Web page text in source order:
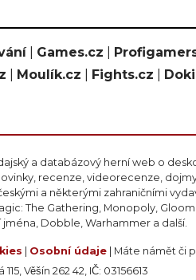
| Games.cz
Moulík.cz Fights.cz
a databázový herní web o
recenze, videorecenze,
a některými zahraničními
The Gathering, Monopoly,
jména, Dobble, Warhammer a další.
Osobní údaje | Máte námět či
Věšín 262 42, IČ: 03156613